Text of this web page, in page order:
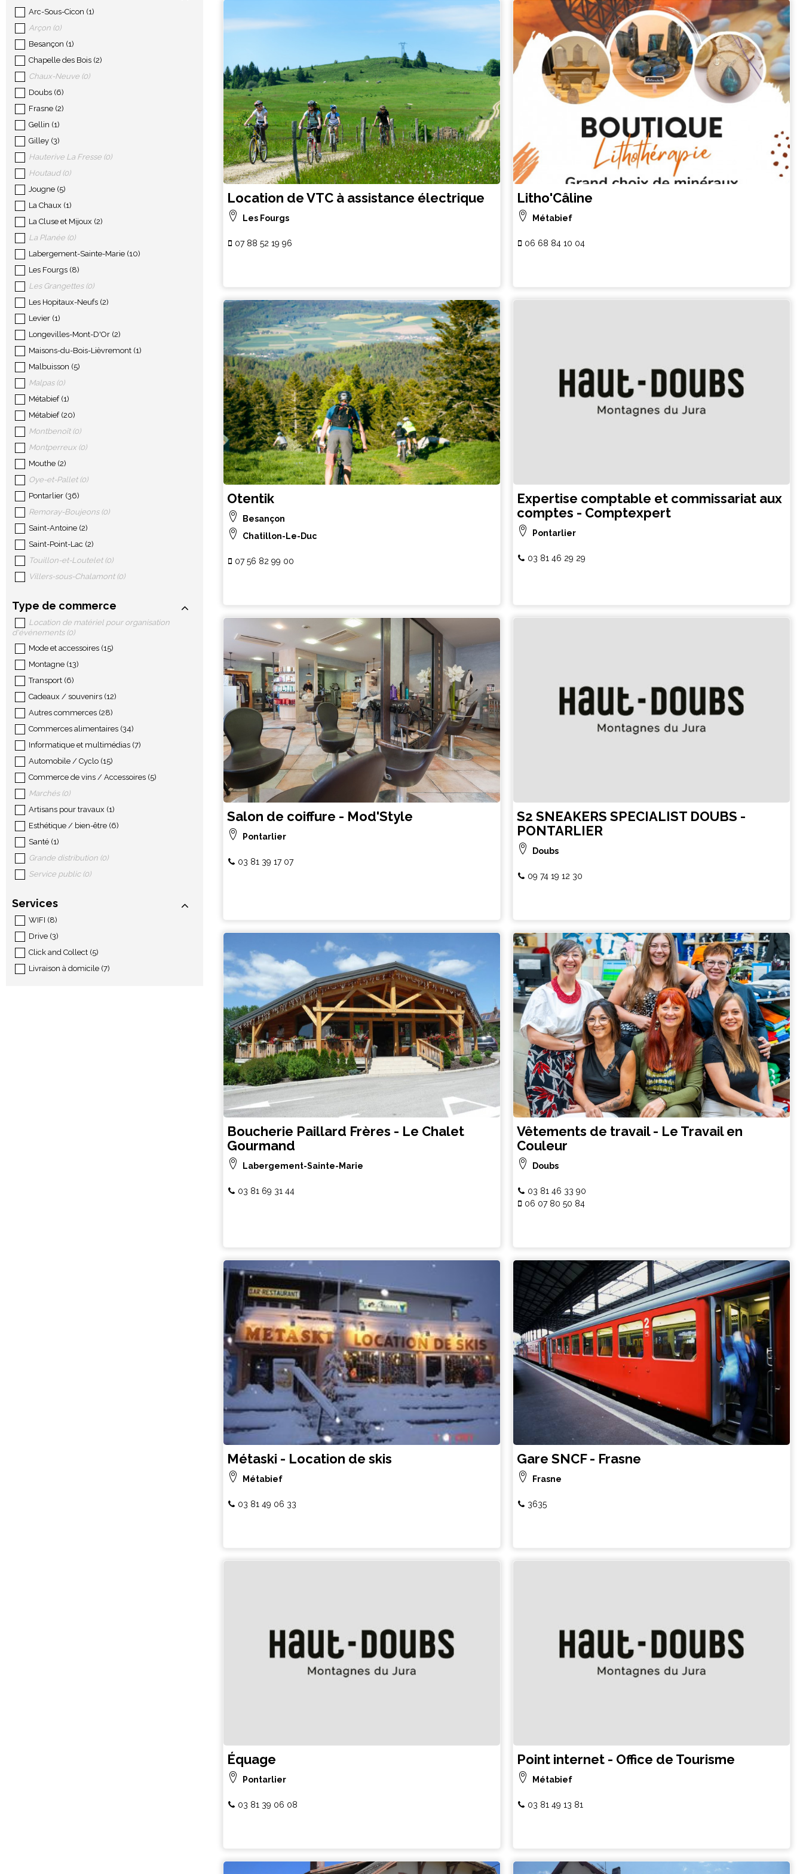
Arc-Sous-Cicon (1)
Arçon (0)
Besançon (1)
Chapelle des Bois (2)
Chaux-Neuve (0)
Doubs (6)
Frasne (2)
Gellin (1)
Gilley (3)
Hauterive La Fresse (0)
Houtaud (0)
Jougne (5)
La Chaux (1)
La Cluse et Mijoux (2)
La Planée (0)
Labergement-Sainte-Marie (10)
Les Fourgs (8)
Les Grangettes (0)
Les Hopitaux-Neufs (2)
Levier (1)
Longevilles-Mont-D'Or (2)
Maisons-du-Bois-Lièvremont (1)
Malbuisson (5)
Malpas (0)
Métabief (1)
Métabief (20)
Montbenoît (0)
Montperreux (0)
Mouthe (2)
Oye-et-Pallet (0)
Pontarlier (36)
Remoray-Boujeons (0)
Saint-Antoine (2)
Saint-Point-Lac (2)
Touillon-et-Loutelet (0)
Villers-sous-Chalamont (0)
Type de commerce
Location de matériel pour organisation
d'événements (0)
Mode et accessoires (15)
Montagne (13)
Transport (6)
Cadeaux / souvenirs (12)
Autres commerces (28)
Commerces alimentaires (34)
Informatique et multimédias (7)
Automobile / Cyclo (15)
Commerce de vins / Accessoires (5)
Marchés (0)
Artisans pour travaux (1)
Esthétique / bien-être (6)
Santé (1)
Grande distribution (0)
Service public (0)
Services
WIFI (8)
Drive (3)
Click and Collect (5)
Livraison à domicile (7)
Location de VTC à assistance électrique
Les Fourgs
07 88 52 19 96
Litho'Câline
Métabief
06 68 84 10 04
Otentik
Besançon
Chatillon-Le-Duc
07 56 82 99 00
Expertise comptable et commissariat aux
comptes - Comptexpert
Pontarlier
03 81 46 29 29
Salon de coiffure - Mod'Style
Pontarlier
03 81 39 17 07
S2 SNEAKERS SPECIALIST DOUBS -
PONTARLIER
Doubs
09 74 19 12 30
Boucherie Paillard Frères - Le Chalet
Gourmand
Labergement-Sainte-Marie
03 81 69 31 44
Vêtements de travail - Le Travail en
Couleur
Doubs
03 81 46 33 90
06 07 80 50 84
Métaski - Location de skis
Métabief
03 81 49 06 33
Gare SNCF - Frasne
Frasne
3635
Équage
Pontarlier
03 81 39 06 08
Point internet - Office de Tourisme
Métabief
03 81 49 13 81